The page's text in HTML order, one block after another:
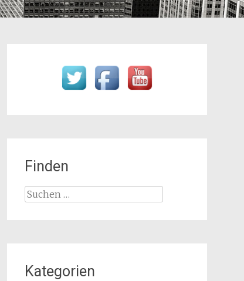
Finden
Suchen
Kategorien